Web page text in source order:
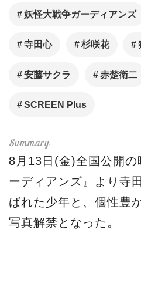
妖怪大戦争ガーディアンズ
寺田心 杉咲花
安藤サクラ 赤楚衛二
SCREEN Plus
8月13日(金)全国公開
ーディアンズ』より寺
ばれた少年と、個性豊
写真解禁となった。